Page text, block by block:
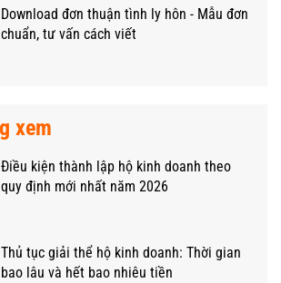
Download đơn thuận tình ly hôn - Mẫu đơn
chuẩn, tư vấn cách viết
xem
Điều kiện thành lập hộ kinh doanh theo
quy định mới nhất năm 2026
Thủ tục giải thể hộ kinh doanh: Thời gian
bao lâu và hết bao nhiêu tiền